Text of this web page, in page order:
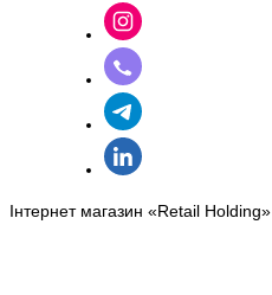
Інтернет магазин «Retail Holding»